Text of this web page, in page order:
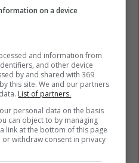
on a device
and information from
and other device
by and shared with 369
this site. We and our partners
List of partners.
personal data on the basis
can object to by managing
link at the bottom of this page
withdraw consent in privacy